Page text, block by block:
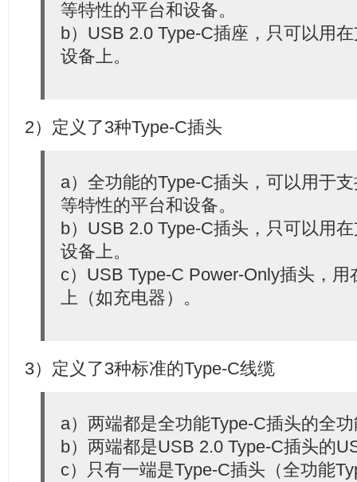
等特性的平台和设备。
b）USB 2.0 Type-C插座，只可以用
设备上。
2）定义了3种Type-C插头
a）全功能的Type-C插头，可以用于
等特性的平台和设备。
b）USB 2.0 Type-C插头，只可以用
设备上。
c）USB Type-C Power-Only插头，
上（如充电器）。
3）定义了3种标准的Type-C线缆
a）两端都是全功能Type-C插头的全
b）两端都是USB 2.0 Type-C插头的
c）只有一端是Type-C插头（全功能